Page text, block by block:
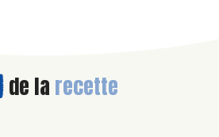
de la recette